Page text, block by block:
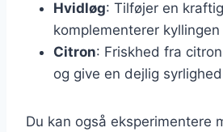
Hvidløg: Tilføjer en
komplementerer
Citron: Friskhed fra
og give en dejlig
Du kan også eksperimentere